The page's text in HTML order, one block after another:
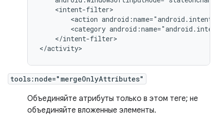
<action
<category
</intent-filter>
</activity>
tools:node="mergeOnlyAttributes"
Объединяйте атрибуты только в этом теге; не
объединяйте вложенные элементы.